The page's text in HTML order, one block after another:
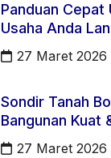
Panduan Cepat
Usaha Anda
27 Maret 2026
Sondir Tanah
Bangunan Kuat
27 Maret 2026